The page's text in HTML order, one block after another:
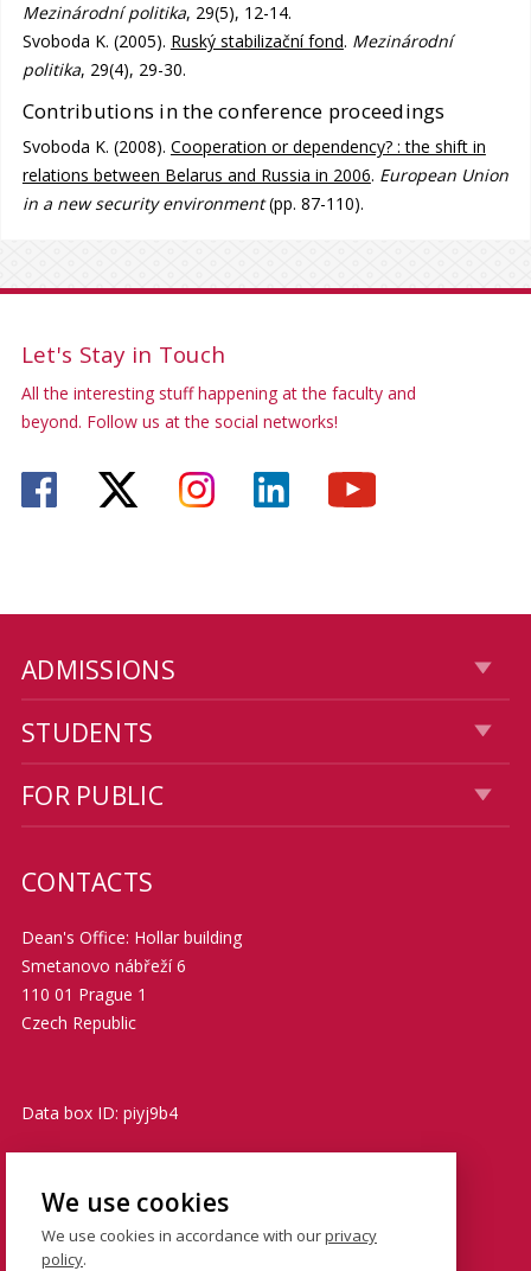
Mezinárodní politika, 29(5), 12-14.
Svoboda K. (2005). Ruský stabilizační fond. Mezinárodní
politika, 29(4), 29-30.
Contributions in the conference proceedings
Svoboda K. (2008). Cooperation or dependency? : the shift in
relations between Belarus and Russia in 2006. European Union
in a new security environment(pp. 87-110).
Let's Stay in Touch
All the interesting stuff happening at the faculty and
beyond. Follow us at the social networks!
ADMISSIONS
STUDENTS
FOR PUBLIC
CONTACTS
Dean's Office: Hollar building
Smetanovo nábřeží 6
110 01 Prague 1
Czech Republic
Data box ID: piyj9b4
TIN: 00216208
VATIN: CZ00216208
We use cookies
We use cookies in accordance with ourprivacy
policy.